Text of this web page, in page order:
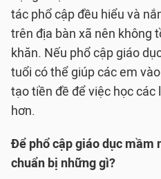
tác phổ cập đều hiểu và
trên địa bàn xã nên không
khăn. Nếu phổ cập giáo
tuổi có thể giúp các em
tạo tiền đề để việc học
hơn.
Để phổ cập giáo dục mầm
chuẩn bị những gì?